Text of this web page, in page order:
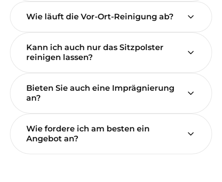
Wie läuft die Vor-Ort-Reinigung ab?
Kann ich auch nur das Sitzpolster
reinigen lassen?
Bieten Sie auch eine Imprägnierung
an?
Wie fordere ich am besten ein
Angebot an?